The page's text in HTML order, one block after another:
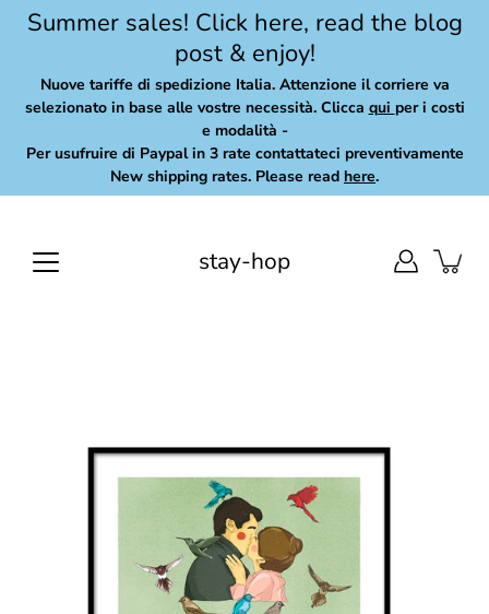
SkipSummer sales! Click here, read the blog
post & enjoy!
Nuove tariffe di spedizione Italia. Attenzione il corriere va
selezionato in base alle vostre necessità. Clicca qui per i costi
e modalità -
Per usufruire di Paypal in 3 rate contattateci preventivamente
New shipping rates. Please read here.
stay-hop